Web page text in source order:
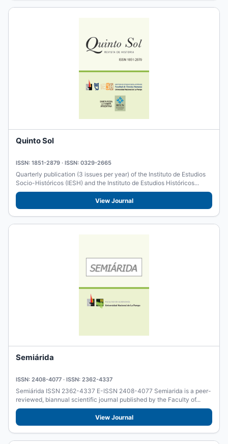
Quinto Sol
ISSN: 1851-2879 · ISSN: 0329-2665
Quarterly publication (3 issues per year) of the Instituto de Estudios
Socio-Históricos (IESH) and the Instituto de Estudios Históricos...
View Journal
Semiárida
ISSN: 2408-4077 · ISSN: 2362-4337
Semiárida ISSN 2362-4337 E-ISSN 2408-4077 Semiarida is a peer-
reviewed, biannual scientific journal published by the Faculty of...
View Journal